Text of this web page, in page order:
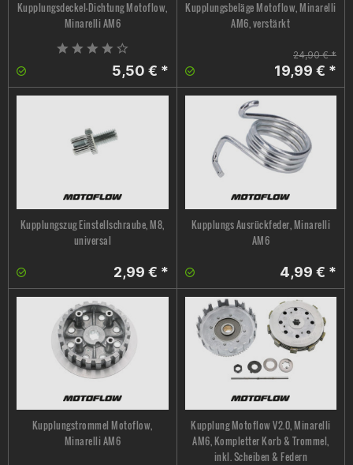
Kupplungsdeckel-Dichtung Motoflow,
Minarelli AM6
5,50 € *
Kupplungsbeläge Motoflow, Minarelli
AM6, verstärkt
24,90 € *
19,99 € *
Kupplungszug Einstellschraube, M8,
universal
2,99 € *
Kupplungs Ausrückfeder, Minarelli
AM6
4,99 € *
Kupplungstrommel Motoflow,
Minarelli AM6
Kupplung Motoflow V2.0, Minarelli
AM6, Kompletter Korb & Trommel,
inkl. Scheiben & Federn